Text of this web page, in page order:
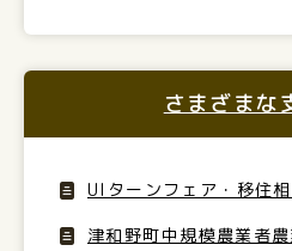
さまざまな
UIターンフェア・移住
津和野町中規模農業者